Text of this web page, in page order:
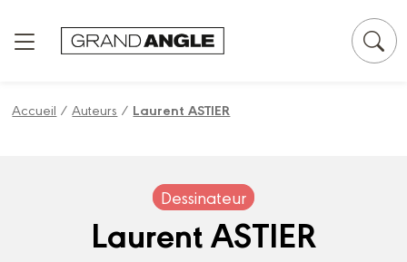
Accueil /Auteurs / Laurent ASTIER
Dessinateur
Laurent ASTIER